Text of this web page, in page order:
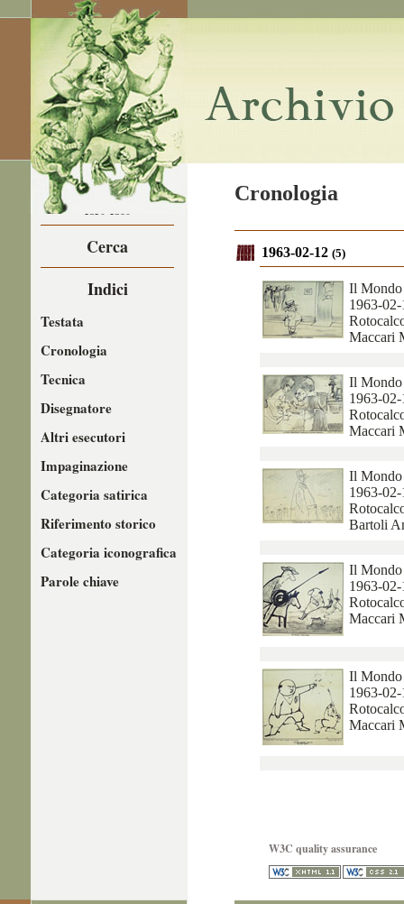
LA CARICATURA
NEL
1850-1860
Cerca
Indici
Testata
Cronologia
Tecnica
Disegnatore
Altri esecutori
Impaginazione
Categoria satirica
Riferimento storico
Categoria iconografica
Parole chiave
Cronologia
1963-02-12 (5)
Il Mondo
1963-
Maccari
Il Mondo
1963-
Maccari
Il Mondo
1963-
Bartoli
Il Mondo
1963-
Maccari
Il Mondo
1963-
Maccari
W3C quality assurance